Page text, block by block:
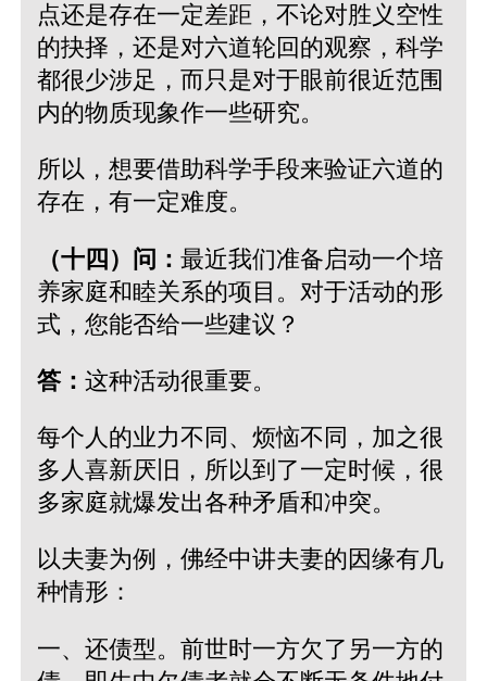
点还是存在一定差距，不论对胜义空性
的抉择，还是对六道轮回的观察，科学
都很少涉足，而只是对于眼前很近范围
内的物质现象作一些研究。
所以，想要借助科学手段来验证六道的
存在，有一定难度。
（十四）问： 最近我们准备启动一个培
养家庭和睦关系的项目。对于活动的形
式，您能否给一些建议？
答： 这种活动很重要。
每个人的业力不同、烦恼不同，加之很
多人喜新厌旧，所以到了一定时候，很
多家庭就爆发出各种矛盾和冲突。
以夫妻为例，佛经中讲夫妻的因缘有几
种情形：
一、还债型。前世时一方欠了另一方的